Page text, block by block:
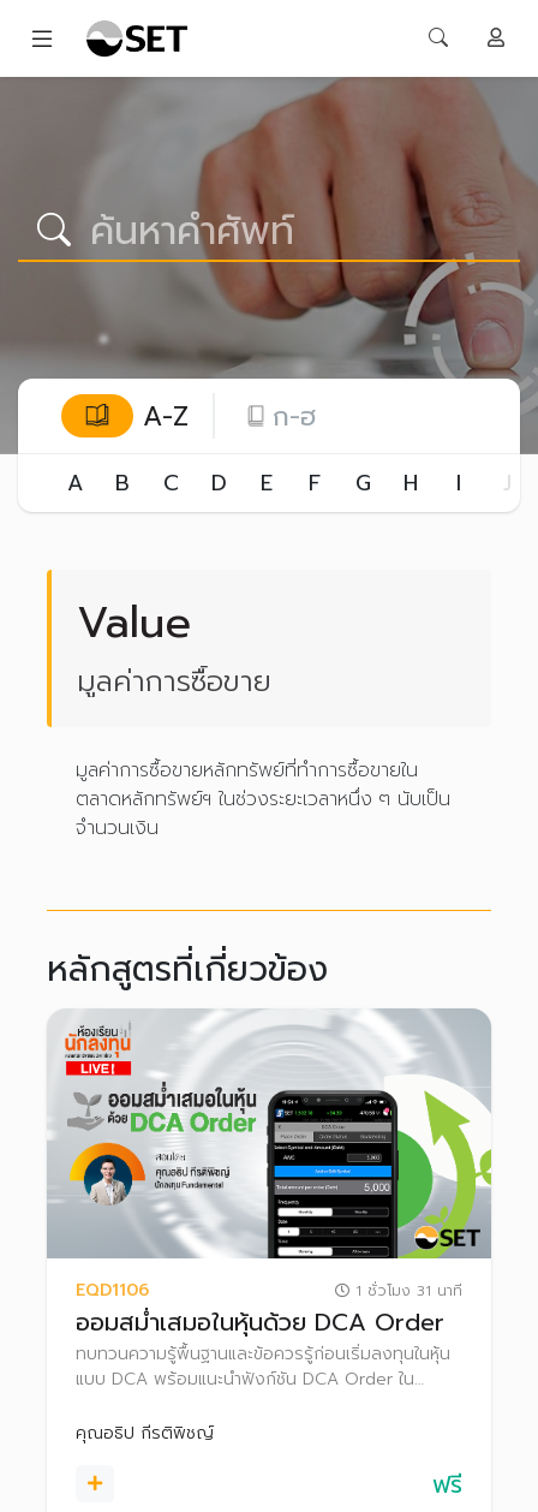
A-Z ก-ฮ
A B C D E F G H I J
Value
มูลค่าการซื้อขาย
มูลค่าการซื้อขายหลักทรัพย์ที่ทำการซื้อขายใน
ตลาดหลักทรัพย์ฯ ในช่วงระยะเวลาหนึ่ง ๆ นับเป็น
จำนวนเงิน
หลักสูตรที่เกี่ยวข้อง
EQD1106 1 ชั่วโมง 31 นาที
ออมสม่ำเสมอในหุ้นด้วย DCA Order
ทบทวนความรู้พื้นฐานและข้อควรรู้ก่อนเริ่มลงทุนในหุ้น
แบบ DCA พร้อมแนะนำฟังก์ชัน DCA Order ใน
วินัยในการออมการลงทุนด้วยการส่งคำสั่งซื้อหุ้น
คุณอธิป กีรติพิชญ์
ฟรี